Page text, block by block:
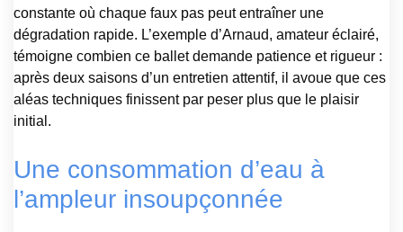
constante où chaque faux pas peut entraîner une
dégradation rapide. L’exemple d’Arnaud, amateur éclairé,
témoigne combien ce ballet demande patience et rigueur :
après deux saisons d’un entretien attentif, il avoue que ces
aléas techniques finissent par peser plus que le plaisir
initial.
Une consommation d’eau à
l’ampleur insoupçonnée